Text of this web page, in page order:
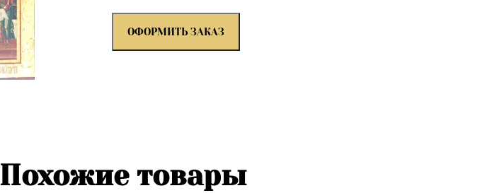
ОФОРМИТЬ ЗАКАЗ
Похожие товары